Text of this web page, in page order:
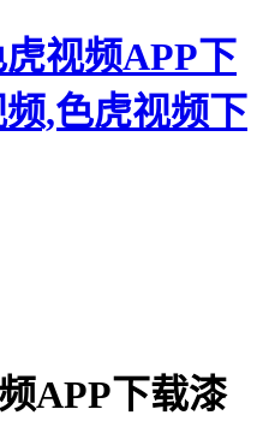
视频APP下
,色虎视频下
APP下载漆